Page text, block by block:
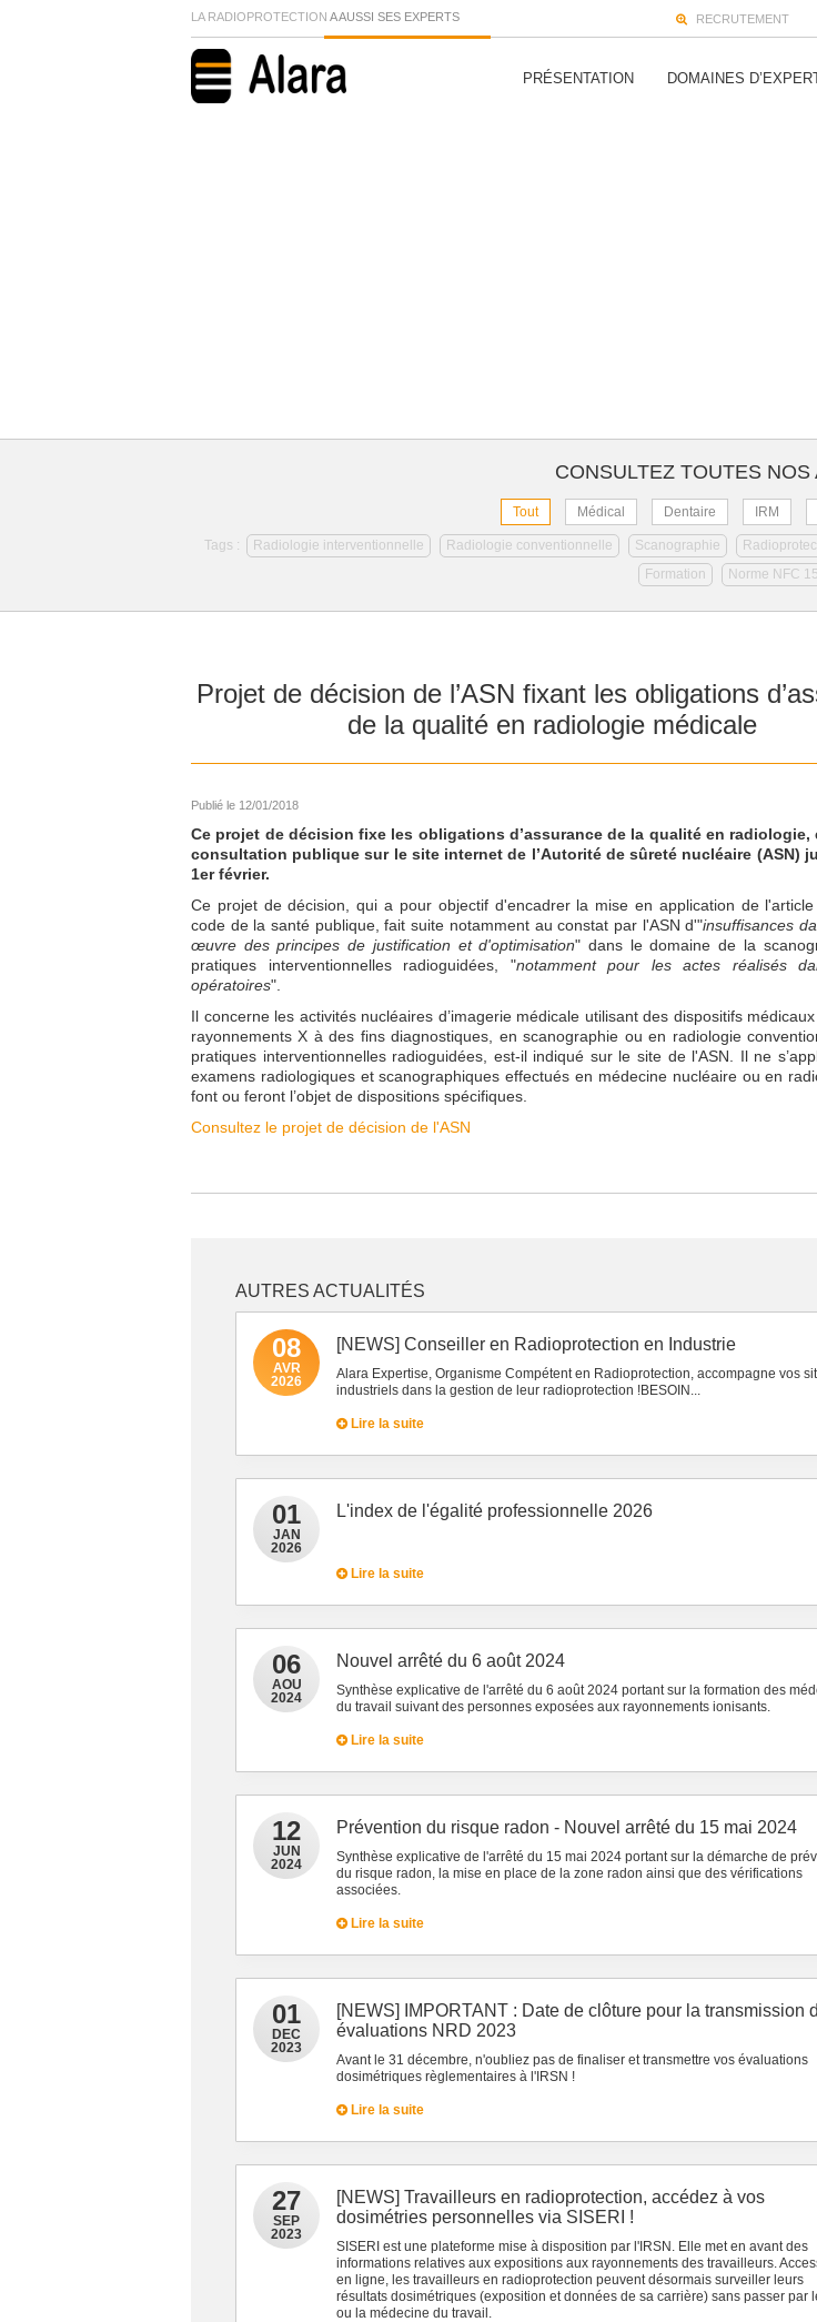
RECRUTEMENT
LA RADIOPROTECTION A AUSSI SES EXPERTS
PRÉSENTATION DOMAINES
CONSULTEZ TOUTES NOS
Tout Médical Dentaire IRM
Tags : Radiologie interventionnelle Radiologie conventionnelle Scanographie
Formation
Norme NFC
Projet de décision de l’ASN fixant les obligations
de la qualité en radiologie médicale
Publié le 12/01/2018
Ce projet de décision fixe les obligations d’assurance de la qualité en radiologie,
consultation publique sur le site internet de l’Autorité de sûreté nucléaire (ASN)
1er février.
Ce projet de décision, qui a pour objectif d'encadrer la mise en application de
code de la santé publique, fait suite notamment au constat par l'ASN d'"insuffisances
œuvre des principes de justification et d'optimisation" dans le domaine de la
pratiques interventionnelles radioguidées, "notamment pour les actes réalisés
opératoires".
Il concerne les activités nucléaires d’imagerie médicale utilisant des dispositifs
rayonnements X à des fins diagnostiques, en scanographie ou en radiologie
pratiques interventionnelles radioguidées, est-il indiqué sur le site de l'ASN. Il ne
examens radiologiques et scanographiques effectués en médecine nucléaire ou en
font ou feront l’objet de dispositions spécifiques.
Consultez le projet de décision de l'ASN
AUTRES ACTUALITÉS
08
AVR
2026
[NEWS] Conseiller en Radioprotection en Industrie
Alara Expertise, Organisme Compétent en Radioprotection, accompagne vos
industriels dans la gestion de leur radioprotection !BESOIN...
Lire la suite
01
JAN
2026
L'index de l'égalité professionnelle 2026
Lire la suite
06
AOU
2024
Nouvel arrêté du 6 août 2024
Synthèse explicative de l'arrêté du 6 août 2024 portant sur la formation des
du travail suivant des personnes exposées aux rayonnements ionisants.
Lire la suite
12
JUN
2024
Prévention du risque radon - Nouvel arrêté du 15 mai 2024
Synthèse explicative de l'arrêté du 15 mai 2024 portant sur la démarche de
du risque radon, la mise en place de la zone radon ainsi que des vérifications
associées.
Lire la suite
01
DEC
2023
[NEWS] IMPORTANT : Date de clôture pour la transmission
évaluations NRD 2023
Avant le 31 décembre, n'oubliez pas de finaliser et transmettre vos évaluations
dosimétriques règlementaires à l'IRSN !
Lire la suite
27
SEP
2023
[NEWS] Travailleurs en radioprotection, accédez à vos
dosimétries personnelles via SISERI !
SISERI est une plateforme mise à disposition par l'IRSN. Elle met en avant des
informations relatives aux expositions aux rayonnements des travailleurs.
en ligne, les travailleurs en radioprotection peuvent désormais surveiller leurs
résultats dosimétriques (exposition et données de sa carrière) sans passer par
ou la médecine du travail.